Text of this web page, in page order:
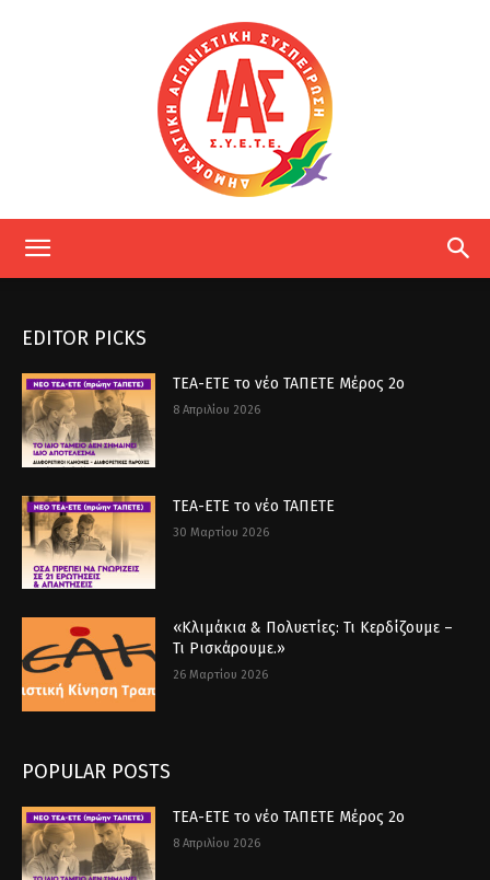
EDITOR PICKS
ΤΕΑ-ΕΤΕ το νέο ΤΑΠΕΤΕ Μέρος 2ο
8 Απριλίου 2026
ΤΕΑ-ΕΤΕ το νέο ΤΑΠΕΤΕ
30 Μαρτίου 2026
«Κλιμάκια & Πολυετίες: Τι Κερδίζουμε –
Τι Ρισκάρουμε.»
26 Μαρτίου 2026
POPULAR POSTS
ΤΕΑ-ΕΤΕ το νέο ΤΑΠΕΤΕ Μέρος 2ο
8 Απριλίου 2026